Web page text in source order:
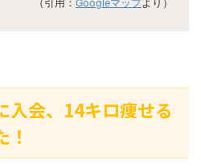
（引用： Googleマップより）
入会、14キロ痩せる